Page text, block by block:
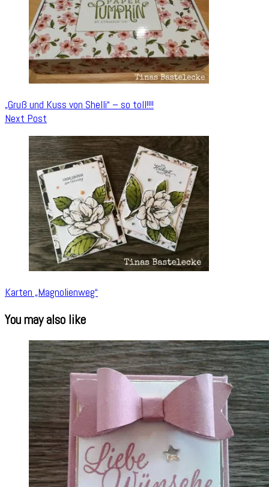
„Gruß und Kuss von Shelli“ – so toll!!!!
Next Post
Karten „Magnolienweg“
You may also like